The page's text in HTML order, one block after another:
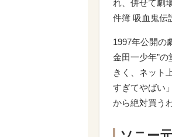
れ、併せて劇
件簿 吸血鬼伝
1997年公開の
金田一少年”
きく、ネット
すぎてやばい
から絶対買う